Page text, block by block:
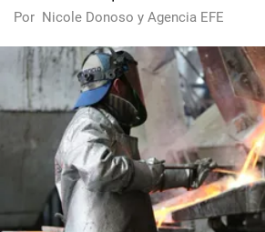
Por Nicole Donoso y Agencia EFE